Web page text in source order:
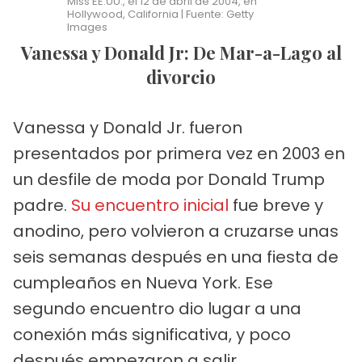
Hollywood, California | Fuente: Getty
Images
Vanessa y Donald Jr: De Mar-a-Lago al
divorcio
Vanessa y Donald Jr. fueron
presentados por primera vez en 2003 en
un desfile de moda por Donald Trump
padre. Su encuentro inicial fue breve y
anodino, pero volvieron a cruzarse unas
seis semanas después en una fiesta de
cumpleaños en Nueva York. Ese
segundo encuentro dio lugar a una
conexión más significativa, y poco